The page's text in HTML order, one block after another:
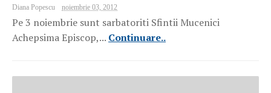
Diana Popescu noiembrie 03, 2012
Pe 3 noiembrie sunt sarbatoriti Sfintii Mucenici
Achepsima Episcop,... Continuare..